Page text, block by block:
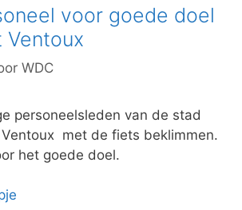
voor goede doel
Ventoux
WDC
personeelsleden van de stad
met de fiets beklimmen.
het goede doel.